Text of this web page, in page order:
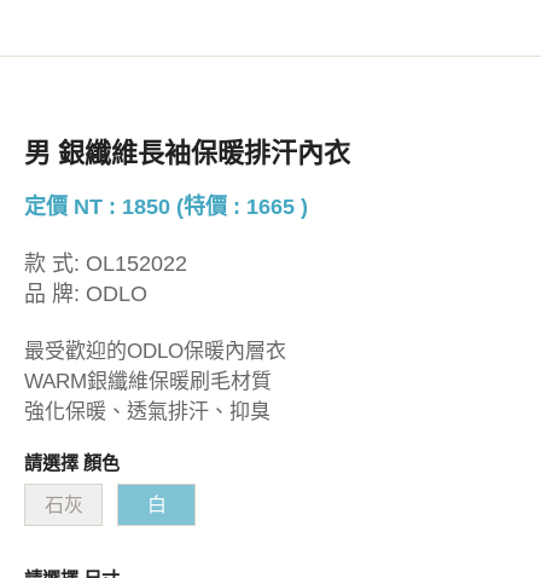
男 銀纖維長袖保暖排汗內衣
定價 NT : 1850 (特價 : 1665 )
款 式: OL152022
品 牌: ODLO
最受歡迎的ODLO保暖內層衣
WARM銀纖維保暖刷毛材質
強化保暖、透氣排汗、抑臭
請選擇 顏色
石灰 白